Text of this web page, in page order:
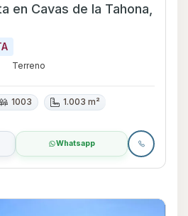
Terreno
1003 1.003 m²
Whatsapp